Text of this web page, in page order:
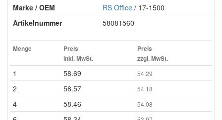
Marke / OEM
RS Office / 17-1500
Artikelnummer
58081560
Menge
Preis
inkl. MwSt.
Preis
zzgl. MwSt.
1 58.69 54.29
2 58.57 54.18
4 58.46 54.08